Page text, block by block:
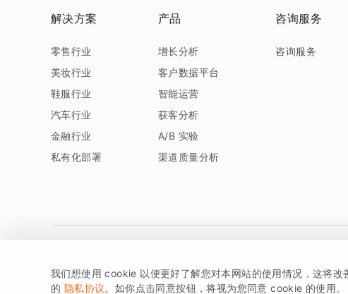
解决方案
零售行业
美妆行业
鞋服行业
汽车行业
金融行业
私有化部署
产品
增长分析
客户数据平台
智能运营
获客分析
A/B 实验
渠道质量分析
咨询服务
咨询服务
版权所有 © 北京易数科技有限公司SDK相关说明 京ICP备
我们想使用 cookie 以便更好了解您对本网站的使用情况，这将
的 隐私协议。如你点击同意按钮，将视为您同意 cookie 的使用。